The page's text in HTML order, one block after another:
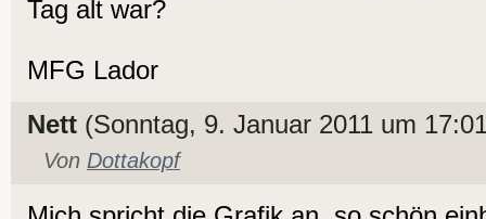
Tag alt war?
MFG Lador
Nett (Sonntag, 9. Januar 2011 um
Von Dottakopf